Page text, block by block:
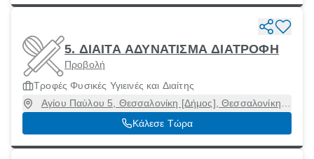
5. ΔΙΑΙΤΑ ΑΔΥΝΑΤΙΣΜΑ ΔΙΑΤΡΟΦΗ
Προβολή
Τροφές Φυσικές Υγιεινές και Διαίτης
Αγίου Παύλου 5, Θεσσαλονίκη [Δήμος], Θεσσαλονίκη,
54634
Κάλεσε Τώρα